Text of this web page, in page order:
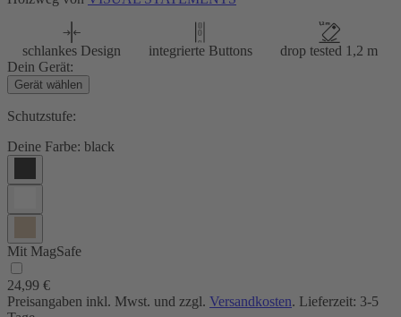
schlankes Design integrierte Buttons
drop tested 1,2 m
Dein Gerät:
Gerät wählen
Schutzstufe:
Deine Farbe: black
Mit MagSafe
24,99 €
Preisangaben inkl. Mwst. und zzgl. Versandkosten. Lieferzeit: 3-5